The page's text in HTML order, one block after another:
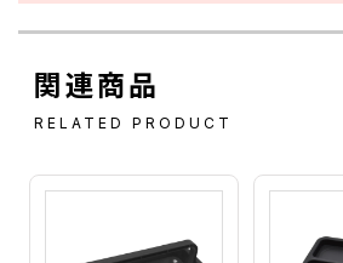
関連商品
RELATED PRODUCT